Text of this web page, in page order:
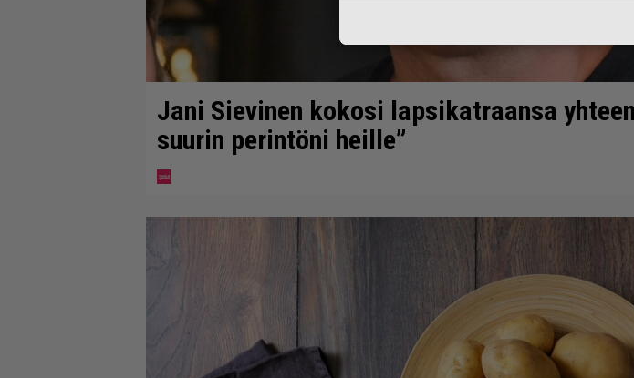
Jani Sievinen kokosi lapsikatraansa
suurin perintöni heille”